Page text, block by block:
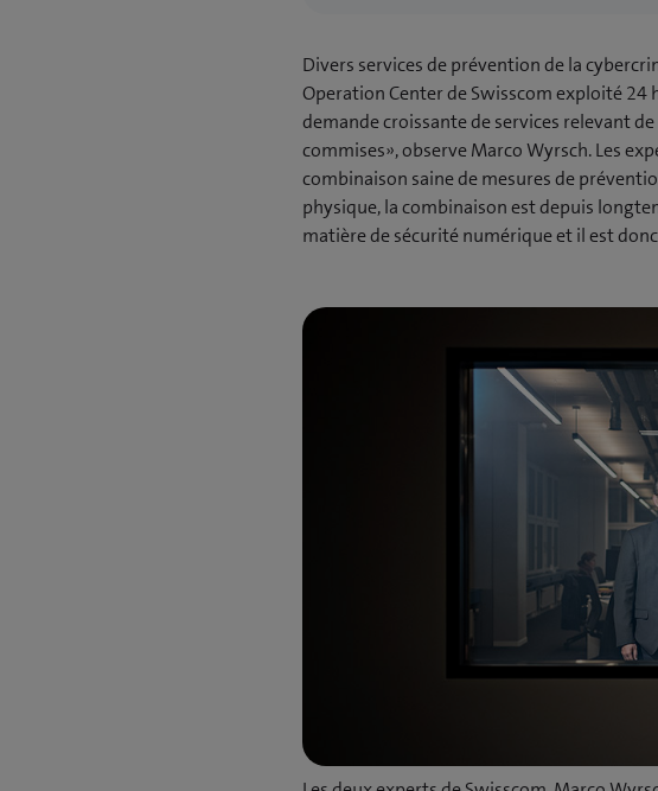
Divers services de prévention de la
Operation Center de Swisscom exploité 24
demande croissante de services relevant
commises», observe Marco Wyrsch. Les
combinaison saine de mesures de
physique, la combinaison est depuis
matière de sécurité numérique et il est